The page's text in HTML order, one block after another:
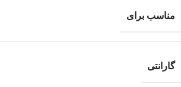
مناسب برای
گارانتی